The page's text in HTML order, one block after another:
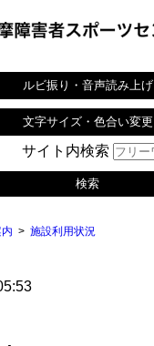
ルビ振り・音声読み上げ
文字サイズ・色合い変更
サイト内検索
施設利用状況